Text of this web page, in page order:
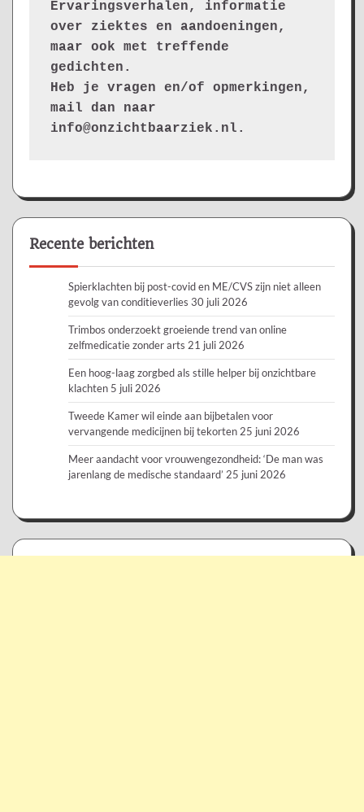
Ervaringsverhalen, informatie
over ziektes en aandoeningen,
maar ook met treffende
gedichten.
Heb je vragen en/of opmerkingen,
mail dan naar
info@onzichtbaarziek.nl.
Recente berichten
Spierklachten bij post-covid en ME/CVS zijn niet alleen
gevolg van conditieverlies 30 juli 2026
Trimbos onderzoekt groeiende trend van online
zelfmedicatie zonder arts 21 juli 2026
Een hoog-laag zorgbed als stille helper bij onzichtbare
klachten 5 juli 2026
Tweede Kamer wil einde aan bijbetalen voor
vervangende medicijnen bij tekorten 25 juni 2026
Meer aandacht voor vrouwengezondheid: ‘De man was
jarenlang de medische standaard’ 25 juni 2026